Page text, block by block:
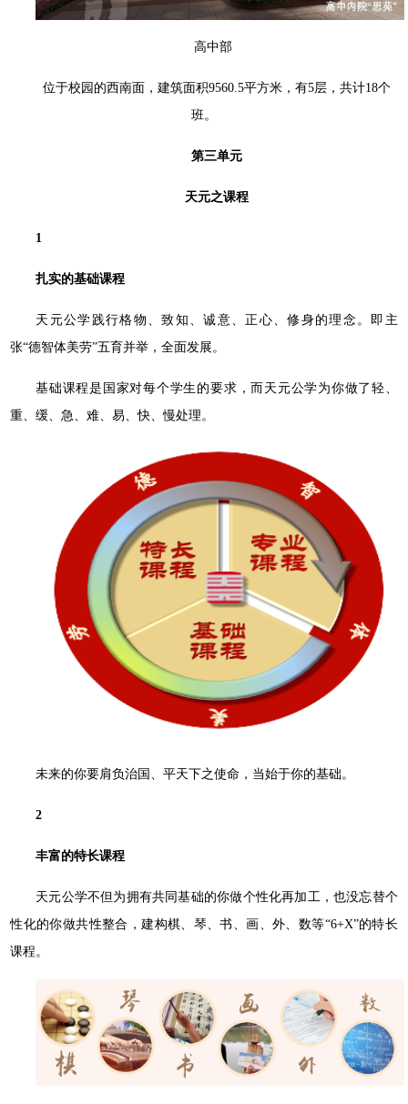
高中部
位于校园的西南面，建筑面积9560.5平方米，有5层，共计18个
班。
第三单元
天元之课程
1
扎实的基础课程
天元公学践⾏格物、致知、诚意、正⼼、修⾝的理念。即主
张“德智体美劳”五育并举，全面发展。
基础课程是国家对每个学生的要求，而天元公学为你做了轻、
重、缓、急、难、易、快、慢处理。
未来的你要肩负治国、平天下之使命，当始于你的基础。
2
丰富的特长课程
天元公学不但为拥有共同基础的你做个性化再加⼯，也没忘替个
性化的你做共性整合，建构棋、琴、书、画、外、数等“6+X”的特⻓
课程。